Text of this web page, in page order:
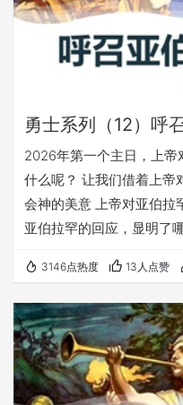
勇士系列（12）呼
2026年第一个主日，上帝
什么呢？ 让我们借着上帝
会神的美意 上帝对亚伯拉
亚伯拉罕的回应，显明了
更多地临到每一个认真聆
亚伯拉罕》 更多精彩丰富
本文链接（在微信里打不
览器里访问）： https://
3146点热度 13人点赞